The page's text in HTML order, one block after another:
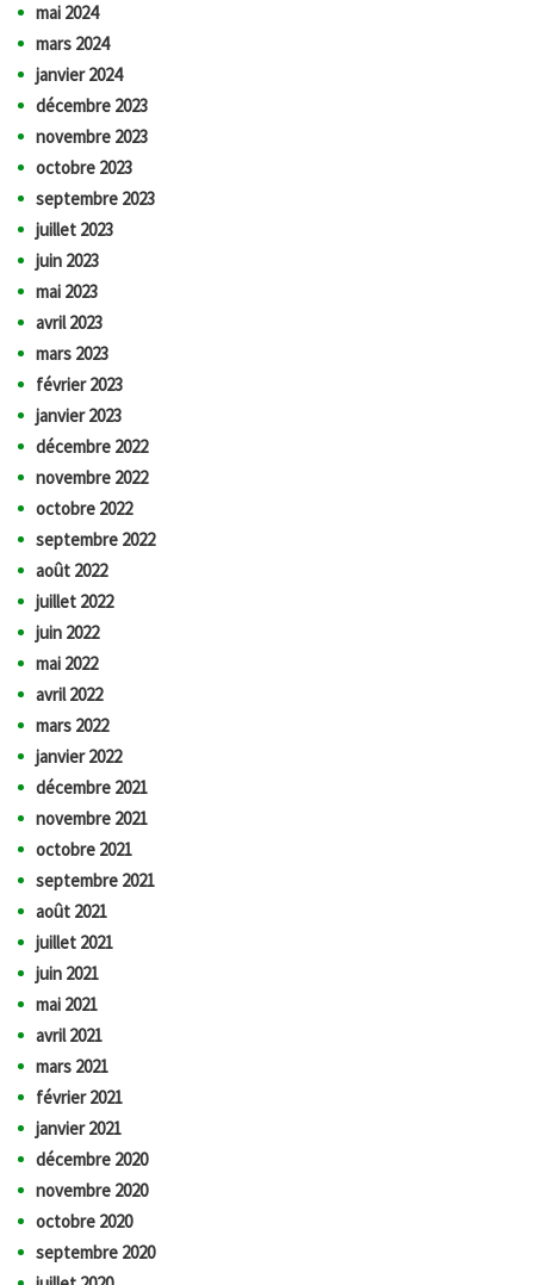
mai 2024
mars 2024
janvier 2024
décembre 2023
novembre 2023
octobre 2023
septembre 2023
juillet 2023
juin 2023
mai 2023
avril 2023
mars 2023
février 2023
janvier 2023
décembre 2022
novembre 2022
octobre 2022
septembre 2022
août 2022
juillet 2022
juin 2022
mai 2022
avril 2022
mars 2022
janvier 2022
décembre 2021
novembre 2021
octobre 2021
septembre 2021
août 2021
juillet 2021
juin 2021
mai 2021
avril 2021
mars 2021
février 2021
janvier 2021
décembre 2020
novembre 2020
octobre 2020
septembre 2020